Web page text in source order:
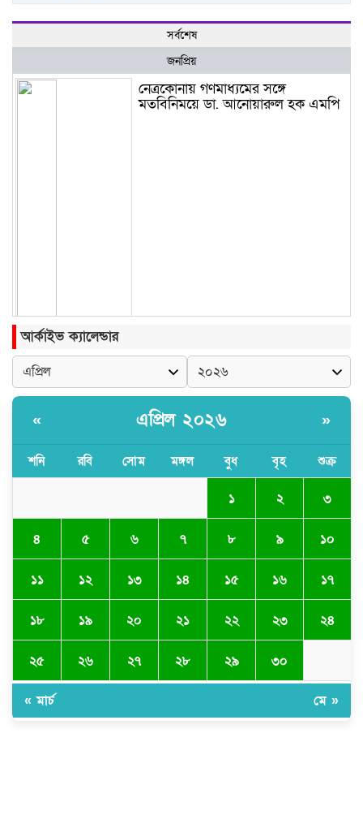
সর্বশেষ
জনপ্রিয়
নেত্রকোনায় গণমাধ্যমের সঙ্গে
মতবিনিময়ে ডা. আনোয়ারুল হক এমপি
আর্কাইভ ক্যালেন্ডার
« এপ্রিল ২০২৬ »
শনি রবি সোম মঙ্গল বুধ বৃহ শুক্র
১ ২ ৩
৪ ৫ ৬ ৭ ৮ ৯ ১০
১১ ১২ ১৩ ১৪ ১৫ ১৬ ১৭
১৮ ১৯ ২০ ২১ ২২ ২৩ ২৪
২৫ ২৬ ২৭ ২৮ ২৯ ৩০
« মার্চ মে »